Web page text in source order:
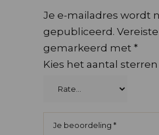
Je e-mailadres wordt
gepubliceerd.
gemarkeerd met *
Kies het aantal sterren